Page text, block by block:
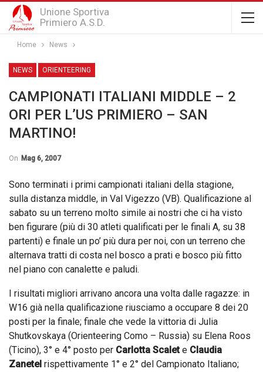
Unione Sportiva
Primiero A.S.D.
Home News
NEWS ORIENTEERING
CAMPIONATI ITALIANI MIDDLE – 2
ORI PER L’US PRIMIERO – SAN
MARTINO!
On Mag 6, 2007
Sono terminati i primi campionati italiani della stagione,
sulla distanza middle, in Val Vigezzo (VB). Qualificazione al
sabato su un terreno molto simile ai nostri che ci ha visto
ben figurare (più di 30 atleti qualificati per le finali A, su 38
partenti) e finale un po’ più dura per noi, con un terreno che
alternava tratti di costa nel bosco a prati e bosco più fitto
nel piano con canalette e paludi.
I risultati migliori arrivano ancora una volta dalle ragazze: in
W16 già nella qualificazione riusciamo a occupare 8 dei 20
posti per la finale; finale che vede la vittoria di Julia
Shutkovskaya (Orienteering Como – Russia) su Elena Roos
(Ticino), 3° e 4° posto per Carlotta Scalete Claudia
Zanetel rispettivamente 1° e 2° del Campionato Italiano;